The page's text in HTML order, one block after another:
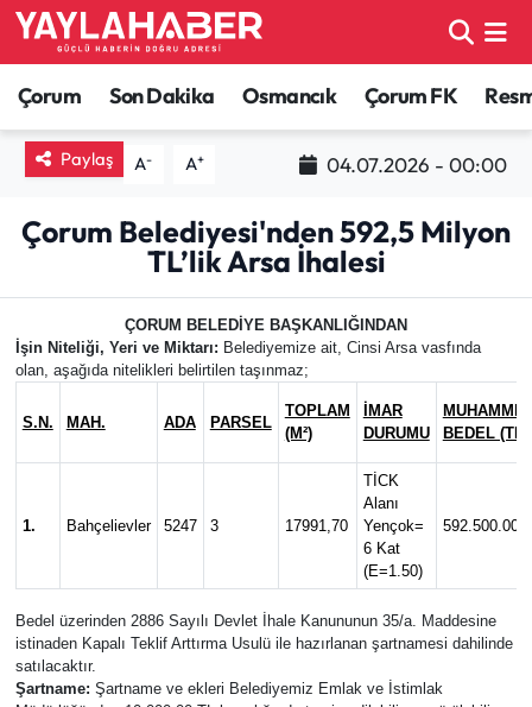
Çorum Son Dakika Osmancık Çorum FK
Paylaş A- A+ 04.07.2026 - 00:00
Çorum Belediyesi'nden 592,5 Milyon
TL’lik Arsa İhalesi
ÇORUM BELEDİYE BAŞKANLIĞINDAN
İşin Niteliği, Yeri ve Miktarı: Belediyemize ait, Cinsi Arsa vasfında
olan, aşağıda nitelikleri belirtilen taşınmaz;
S.N. MAH. ADA PARSEL
TOPLAM
(M²)
İMAR
DURUMU
BEDEL (TL)
1. Bahçelievler 5247 3 17991,70
TİCK
Alanı
Yençok=
6 Kat
(E=1.50)
Bedel üzerinden 2886 Sayılı Devlet İhale Kanununun 35/a. Maddesine
istinaden Kapalı Teklif Arttırma Usulü ile hazırlanan şartnamesi dahilinde
satılacaktır.
Şartname: Şartname ve ekleri Belediyemiz Emlak ve İstimlak
Alaca Haberleri
Bayat Haberleri
Bilim ve Teknoloji
Boğazkale Haberleri
Dodurga Haberleri
Ekonomi
Güncel
Çorum Nöbetçi Eczaneler
Çorum Hava Durumu
Çorum Trafik Yoğunluk Haritası
TFF 1.Lig Puan Durumu ve Fikstür
Haber Arşivi